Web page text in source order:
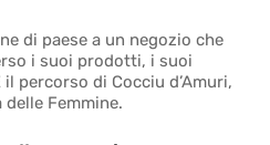
di paese a un negozio che
i suoi prodotti, i suoi
percorso di Cocciu d’Amuri,
delle Femmine.